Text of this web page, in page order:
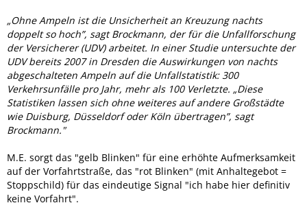
„Ohne Ampeln ist die Unsicherheit an Kreuzung nachts
doppelt so hoch”, sagt Brockmann, der für die Unfallforschung
der Versicherer (UDV) arbeitet. In einer Studie untersuchte der
UDV bereits 2007 in Dresden die Auswirkungen von nachts
abgeschalteten Ampeln auf die Unfallstatistik: 300
Verkehrsunfälle pro Jahr, mehr als 100 Verletzte. „Diese
Statistiken lassen sich ohne weiteres auf andere Großstädte
wie Duisburg, Düsseldorf oder Köln übertragen”, sagt
Brockmann."
M.E. sorgt das "gelb Blinken" für eine erhöhte Aufmerksamkeit
auf der Vorfahrtstraße, das "rot Blinken" (mit Anhaltegebot =
Stoppschild) für das eindeutige Signal "ich habe hier definitiv
keine Vorfahrt".